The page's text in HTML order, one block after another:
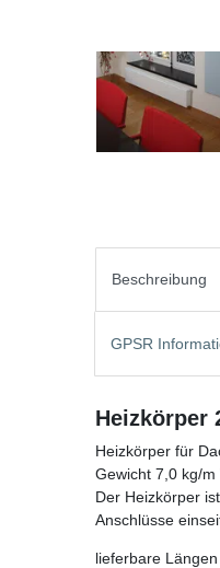
Beschreibung
GPSR
Heizkörper
Heizkörper für
Gewicht 7,0 kg/
Der Heizkörper
Anschlüsse
lieferbare